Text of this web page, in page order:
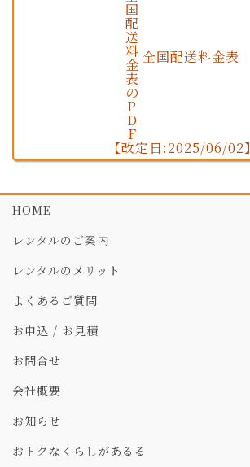
全国配送料金表
【改定日:2025/06/02】
HOME
レンタルのご案内
レンタルのメリット
よくあるご質問
お申込 / お見積
お問合せ
会社概要
お知らせ
おトクなくらしがあるる